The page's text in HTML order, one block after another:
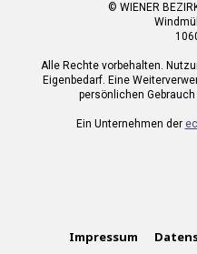
© WIENER
Alle Rechte vorbehalten.
Eigenbedarf. Eine
persönlichen
Ein Unternehmen der
Impressum